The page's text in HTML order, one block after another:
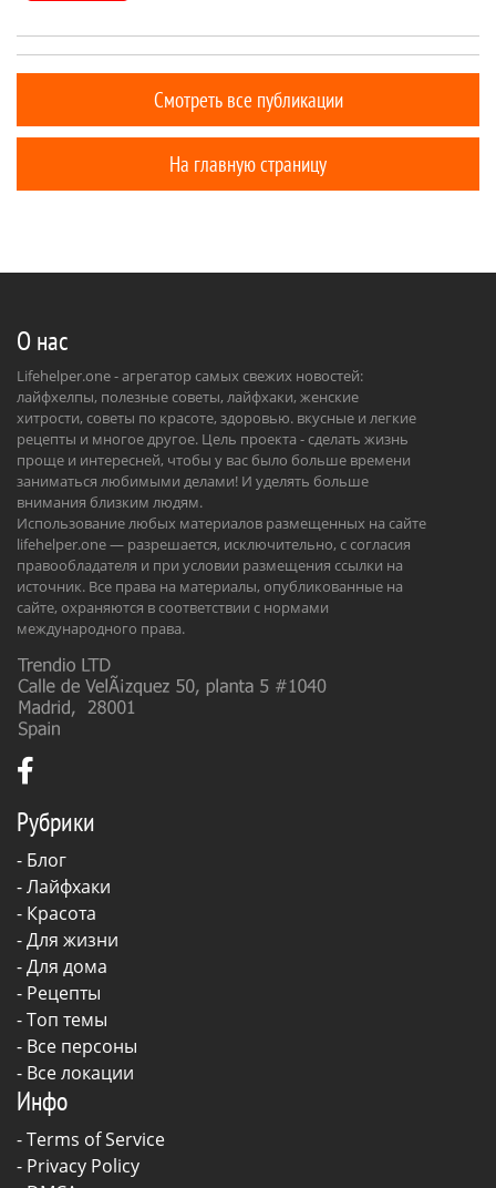
Смотреть все публикации
На главную страницу
О нас
Lifehelper.one - агрегатор самых свежих новостей:
лайфхелпы, полезные советы, лайфхаки, женские
хитрости, советы по красоте, здоровью. вкусные и легкие
рецепты и многое другое. Цель проекта - сделать жизнь
проще и интересней, чтобы у вас было больше времени
заниматься любимыми делами! И уделять больше
внимания близким людям.
Использование любых материалов размещенных на сайте
lifehelper.one — разрешается, исключительно, с согласия
правообладателя и при условии размещения ссылки на
источник. Все права на материалы, опубликованные на
сайте, охраняются в соответствии с нормами
международного права.
Рубрики
- Блог
-Лайфхаки
- Красота
-Для жизни
-Для дома
- Рецепты
- Топ темы
- Все персоны
- Все локации
Инфо
-Terms of Service
- Privacy Policy